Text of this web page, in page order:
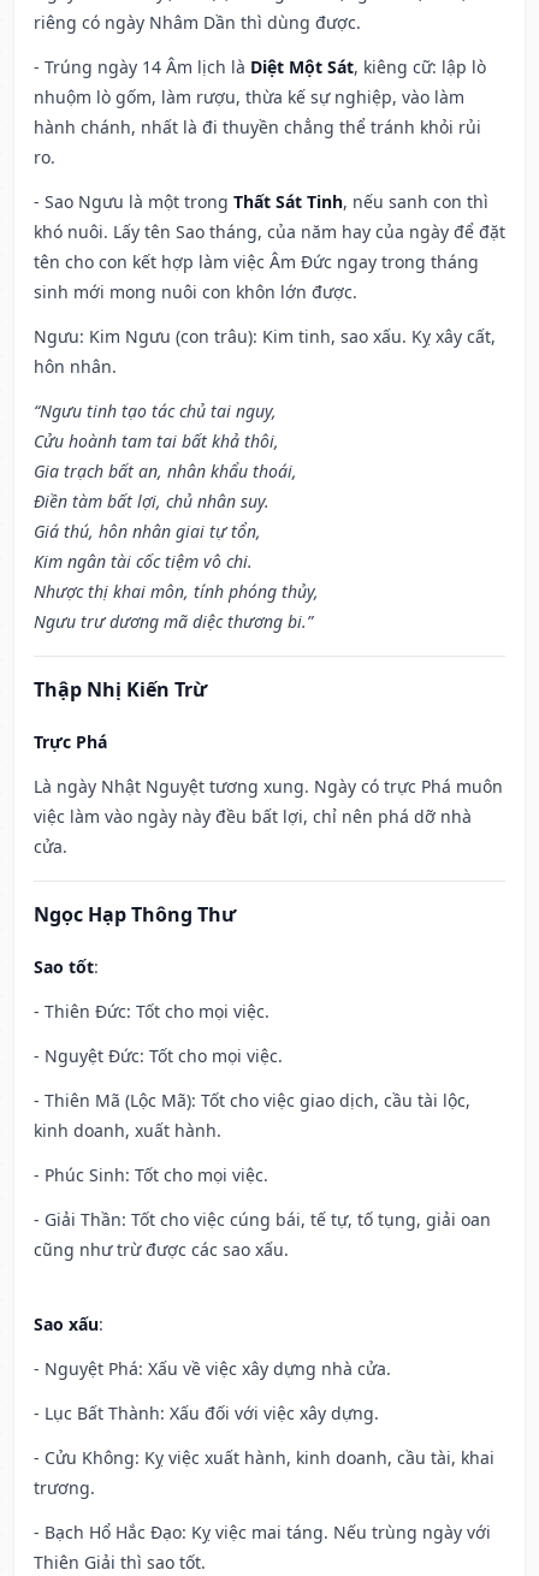
riêng có ngày Nhâm Dần thì dùng được.
- Trúng ngày 14 Âm lịch là Diệt Một Sát, kiêng cữ: lập lò
nhuộm lò gốm, làm rượu, thừa kế sự nghiệp, vào làm
hành chánh, nhất là đi thuyền chẳng thể tránh khỏi rủi
ro.
- Sao Ngưu là một trong Thất Sát Tinh, nếu sanh con thì
khó nuôi. Lấy tên Sao tháng, của năm hay của ngày để đặt
tên cho con kết hợp làm việc Âm Đức ngay trong tháng
sinh mới mong nuôi con khôn lớn được.
Ngưu: Kim Ngưu (con trâu): Kim tinh, sao xấu. Kỵ xây cất,
hôn nhân.
“Ngưu tinh tạo tác chủ tai nguy,
Cửu hoành tam tai bất khả thôi,
Gia trạch bất an, nhân khẩu thoái,
Điền tàm bất lợi, chủ nhân suy.
Giá thú, hôn nhân giai tự tổn,
Kim ngân tài cốc tiệm vô chi.
Nhược thị khai môn, tính phóng thủy,
Ngưu trư dương mã diệc thương bi.”
Thập Nhị Kiến Trừ
Trực Phá
Là ngày Nhật Nguyệt tương xung. Ngày có trực Phá muôn
việc làm vào ngày này đều bất lợi, chỉ nên phá dỡ nhà
cửa.
Ngọc Hạp Thông Thư
Sao tốt:
- Thiên Đức: Tốt cho mọi việc.
- Nguyệt Đức: Tốt cho mọi việc.
- Thiên Mã (Lộc Mã): Tốt cho việc giao dịch, cầu tài lộc,
kinh doanh, xuất hành.
- Phúc Sinh: Tốt cho mọi việc.
- Giải Thần: Tốt cho việc cúng bái, tế tự, tố tụng, giải oan
cũng như trừ được các sao xấu.
Sao xấu:
- Nguyệt Phá: Xấu về việc xây dựng nhà cửa.
- Lục Bất Thành: Xấu đối với việc xây dựng.
- Cửu Không: Kỵ việc xuất hành, kinh doanh, cầu tài, khai
trương.
- Bạch Hổ Hắc Đạo: Kỵ việc mai táng. Nếu trùng ngày với
Thiên Giải thì sao tốt.